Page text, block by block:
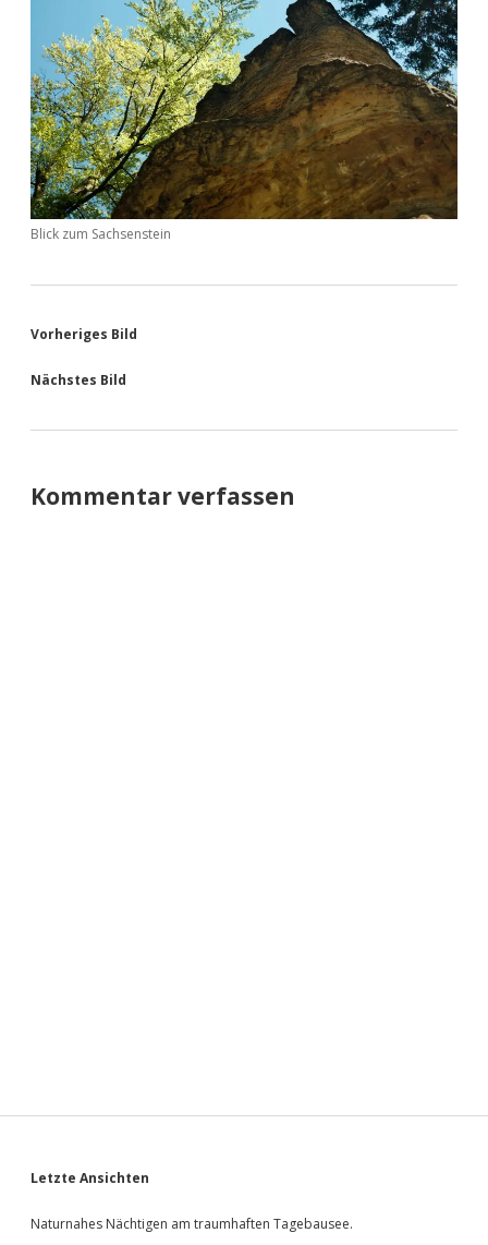
Blick zum Sachsenstein
Vorheriges Bild
Nächstes Bild
Kommentar verfassen
Sidebar
Letzte Ansichten
Naturnahes Nächtigen am traumhaften Tagebausee.